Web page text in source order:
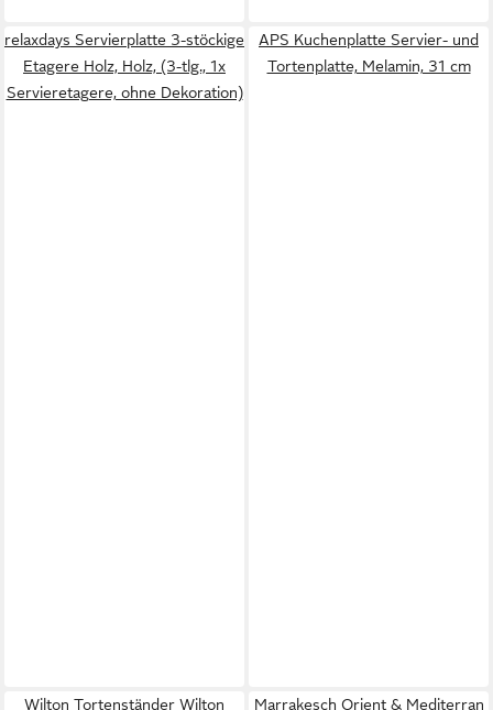
relaxdays Servierplatte 3-stöckige
Etagere Holz, Holz, (3-tlg., 1x
Servieretagere, ohne Dekoration)
APS Kuchenplatte Servier- und
Tortenplatte, Melamin, 31 cm
Wilton Tortenständer Wilton Marrakesch Orient & Mediterran